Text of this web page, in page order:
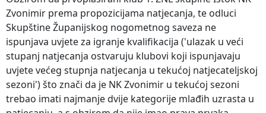
Zvonimir prema propozicijama natjecanja, te odluci
Skupštine Županijskog nogometnog saveza ne
ispunjava uvjete za igranje kvalifikacija ('ulazak u veći
stupanj natjecanja ostvaruju klubovi koji ispunjavaju
uvjete većeg stupnja natjecanja u tekućoj natjecateljskoj
sezoni') što znači da je NK Zvonimir u tekućoj sezoni
trebao imati najmanje dvije kategorije mlađih uzrasta u